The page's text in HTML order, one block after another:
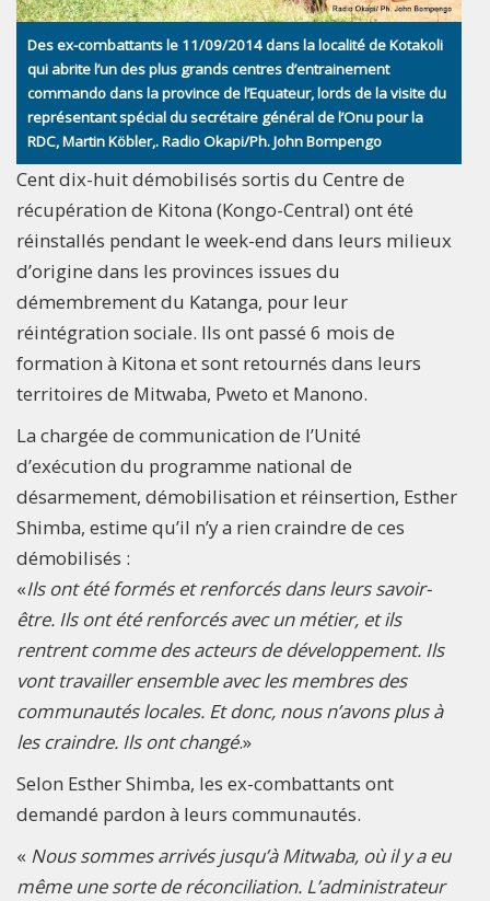
Des ex-combattants le 11/09/2014 dans la localité de Kotakoli
qui abrite l’un des plus grands centres d’entrainement
commando dans la province de l’Equateur, lords de la visite du
représentant spécial du secrétaire général de l’Onu pour la
RDC, Martin Köbler,. Radio Okapi/Ph. John Bompengo
Cent dix-huit démobilisés sortis du Centre de
récupération de Kitona (Kongo-Central) ont été
réinstallés pendant le week-end dans leurs milieux
d’origine dans les provinces issues du
démembrement du Katanga, pour leur
réintégration sociale. Ils ont passé 6 mois de
formation à Kitona et sont retournés dans leurs
territoires de Mitwaba, Pweto et Manono.
La chargée de communication de l’Unité
d’exécution du programme national de
désarmement, démobilisation et réinsertion, Esther
Shimba, estime qu’il n’y a rien craindre de ces
démobilisés :
«Ils ont été formés et renforcés dans leurs savoir-
être. Ils ont été renforcés avec un métier, et ils
rentrent comme des acteurs de développement. Ils
vont travailler ensemble avec les membres des
communautés locales. Et donc, nous n’avons plus à
les craindre. Ils ont changé.»
Selon Esther Shimba, les ex-combattants ont
demandé pardon à leurs communautés.
« Nous sommes arrivés jusqu’à Mitwaba, où il y a eu
même une sorte de réconciliation. L’administrateur